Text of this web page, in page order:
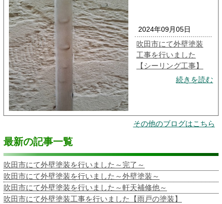
2024年09月05日
吹田市にて外壁塗装
工事を行いました
【シーリング工事】
続きを読む
その他のブログはこちら
最新の記事一覧
吹田市にて外壁塗装を行いました～完了～
吹田市にて外壁塗装を行いました～外壁塗装～
吹田市にて外壁塗装を行いました～軒天補修他～
吹田市にて外壁塗装工事を行いました【雨戸の塗装】